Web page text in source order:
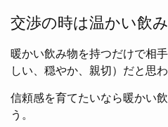
交渉の時は温かい飲
暖かい飲み物を持つだけで相
しい、穏やか、親切）だと思わ
信頼感を育てたいなら暖かい
う。